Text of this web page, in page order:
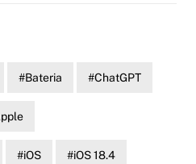
Bateria ChatGPT
iOS iOS 18.4